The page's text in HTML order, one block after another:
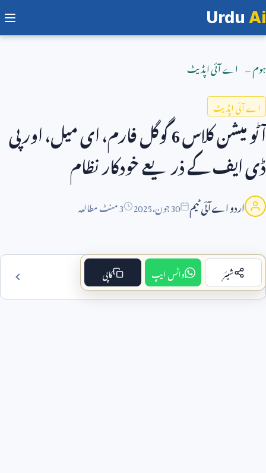
Urdu Ai
ہوم اے آئی اپڈیٹ
اے آئی اپڈیٹ
آٹو میشن کلاس6گوگل فارم، ای میل، اور پی
ڈی ایف کے ذریعے خودکار نظام
اردو اے آئی ٹیم 30جون،2025 3 منٹ مطالعہ
فہرست مضمون
شیئر واٹس ایپ کاپی